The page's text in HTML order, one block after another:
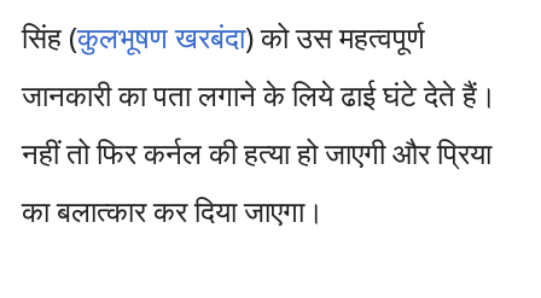
सिंह (कुलभूषण खरबंदा) को उस महत्वपूर्ण
जानकारी का पता लगाने के लिये ढाई घंटे देते हैं।
नहीं तो फिर कर्नल की हत्या हो जाएगी और प्रिया
का बलात्कार कर दिया जाएगा।